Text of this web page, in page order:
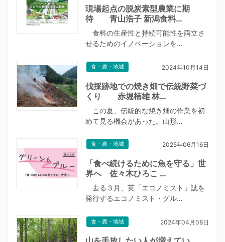
現場起点の脱炭素型農業に期
待 青山浩子 新潟食料…
食料の生産性と持続可能性を両立さ
せるためのイノベーションを…
食・農・地域 2024年10月14日
伐採跡地での焼き畑で伝統野菜づ
くり 赤堀楠雄 林…
この夏、伝統的な焼き畑の作業を初
めて見る機会があった。山形…
食・農・地域 2025年06月16日
「食べ続けるために魚を守る」世
界へ 佐々木ひろこ …
去る３月、英「エコノミスト」誌を
発行するエコノミスト・グル…
食・農・地域 2024年04月08日